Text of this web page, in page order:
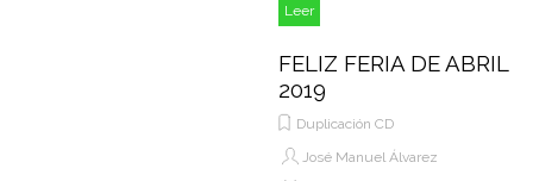
Leer
FELIZ FERIA DE ABRIL
2019
Duplicación CD
José Manuel Álvarez